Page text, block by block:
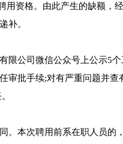
用资格。由此产生的缺额，
补。
限公司微信公众号上公示5
审批手续;对有严重问题并查
。本次聘用前系在职人员的